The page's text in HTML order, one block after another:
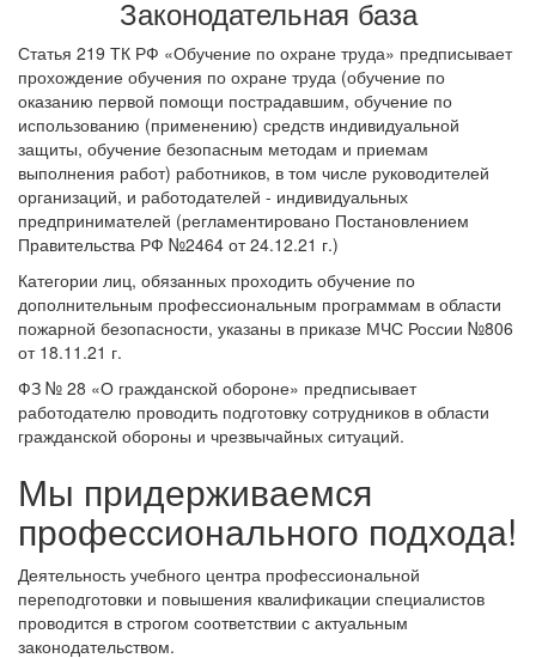
Законодательная база
Статья 219 ТК РФ «Обучение по охране труда» предписывает
прохождение обучения по охране труда (обучение по
оказанию первой помощи пострадавшим, обучение по
использованию (применению) средств индивидуальной
защиты, обучение безопасным методам и приемам
выполнения работ) работников, в том числе руководителей
организаций, и работодателей - индивидуальных
предпринимателей (регламентировано Постановлением
Правительства РФ №2464 от 24.12.21 г.)
Категории лиц, обязанных проходить обучение по
дополнительным профессиональным программам в области
пожарной безопасности, указаны в приказе МЧС России №806
от 18.11.21 г.
ФЗ № 28 «О гражданской обороне» предписывает
работодателю проводить подготовку сотрудников в области
гражданской обороны и чрезвычайных ситуаций.
Мы придерживаемся
профессионального подхода!
Деятельность учебного центра профессиональной
переподготовки и повышения квалификации специалистов
проводится в строгом соответствии с актуальным
законодательством.